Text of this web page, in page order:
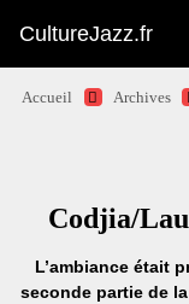
CultureJazz.fr
Accueil Archives
Codjia/
L’ambiance était
seconde partie de